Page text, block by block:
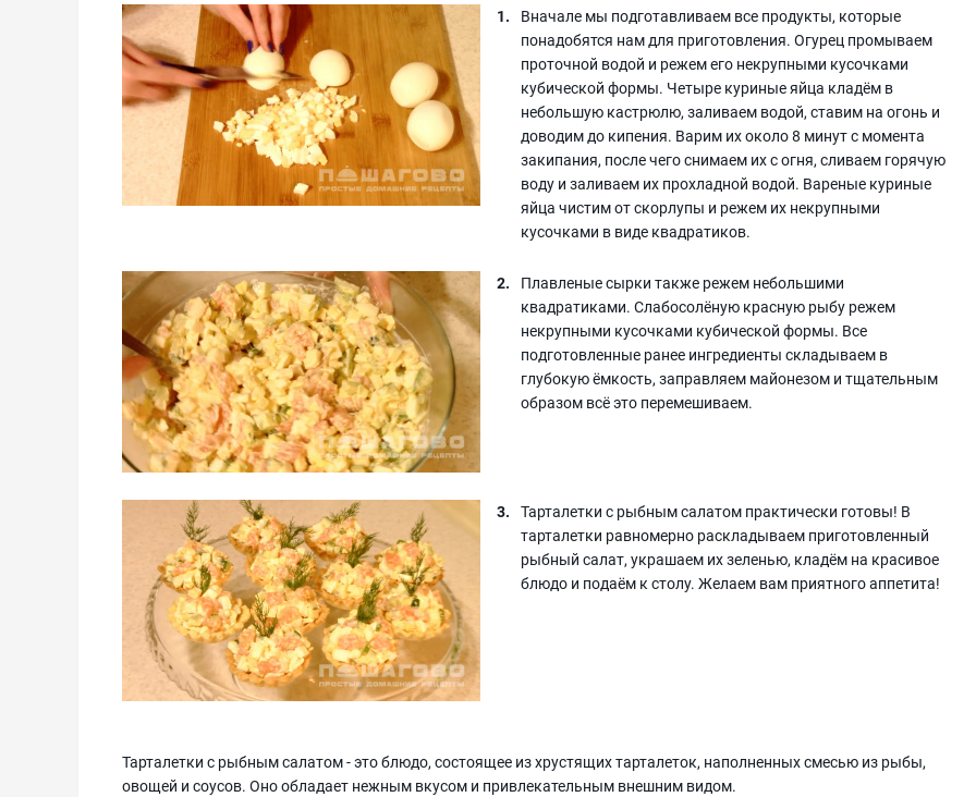
Вначале мы подготавливаем все продукты, которые
понадобятся нам для приготовления. Огурец промываем
проточной водой и режем его некрупными кусочками
кубической формы. Четыре куриные яйца кладём в
небольшую кастрюлю, заливаем водой, ставим на огонь и
доводим до кипения. Варим их около 8 минут с момента
закипания, после чего снимаем их с огня, сливаем горячую
воду и заливаем их прохладной водой. Вареные куриные
яйца чистим от скорлупы и режем их некрупными
кусочками в виде квадратиков.
Плавленые сырки также режем небольшими
квадратиками. Слабосолёную красную рыбу режем
некрупными кусочками кубической формы. Все
подготовленные ранее ингредиенты складываем в
глубокую ёмкость, заправляем майонезом и тщательным
образом всё это перемешиваем.
Тарталетки с рыбным салатом практически готовы! В
тарталетки равномерно раскладываем приготовленный
рыбный салат, украшаем их зеленью, кладём на красивое
блюдо и подаём к столу. Желаем вам приятного аппетита!
Тарталетки с рыбным салатом - это блюдо, состоящее из хрустящих тарталеток, наполненных смесью из рыбы,
овощей и соусов. Оно обладает нежным вкусом и привлекательным внешним видом.